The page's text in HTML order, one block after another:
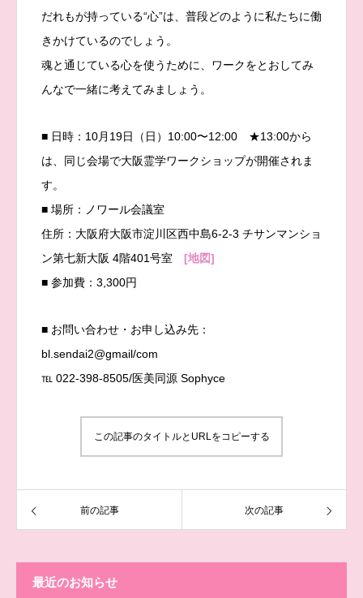
だれもが持っている“心”は、普段どのように私たちに働
きかけているのでしょう。
魂と通じている心を使うために、ワークをとおしてみ
んなで一緒に考えてみましょう。
■ 日時：10月19日（日）10:00〜12:00 ★13:00から
は、同じ会場で大阪霊学ワークショップが開催されま
す。
■ 場所：ノワール会議室
住所：大阪府大阪市淀川区西中島6-2-3 チサンマンショ
ン第七新大阪 4階401号室 [地図]
■ 参加費：3,300円
■ お問い合わせ・お申し込み先：
bl.sendai2@gmail/com
℡ 022-398-8505/医美同源 Sophyce
この記事のタイトルとURLをコピーする
前の記事 次の記事
最近のお知らせ